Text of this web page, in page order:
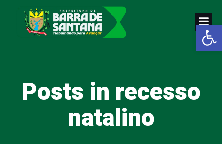
Abrir
Pular
para
o
conteúdo
Posts in recesso
natalino